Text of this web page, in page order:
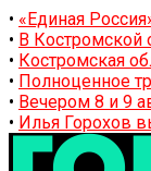
• «Единая
• В Костромской
• Костромская
• Полноценное
• Вечером 8 и 9
• Илья Горохов